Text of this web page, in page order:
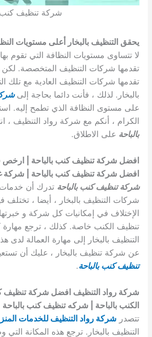
شركة تنظيف كنب
يحقق التنظيف بالبخار أعلى مستويات
لا تتساوى مستويات النظافة التي تقوم
تقدمها شركات التنظيف المتخصصة. لكن
تقدمها شركات التنظيف العادية مع تلك
بالبخار. لذلك ، فأنت دائما بحاجة إلى
على مستوى النظافة الذي تطمح إليه.
الكرام ، أنكم مع شركة رواد التنظيف ،
بالباحة على الاطلاق.
افضل شركة تنظيف كنب بالباحة | ارخص
افضل شركة تنظيف كنب بالباحة | شركة
شركة تنظيف كنب بالباحة تدرك أن خدمات
شركات التنظيف بالبخار ، أيضا ، تختلف
الإختلاف في إمكانيات كل شركة و
تنظيف الكنب خاصة. كذلك ، ترجع
التنظيف بالبخار إلى مهارة العمالة
عن شركة تنظيف بالبخار ، عليك أن
تنظيف كنب بالباحة.
شركة رواد التنظيف افضل شركة تنظيف
الكنب بالباحة | شركه تنظيف كنب بالباحة
تتصدرشركة رواد التنظيف للخدمات
التنظيف بالبخار. ترجع هذه المكانة